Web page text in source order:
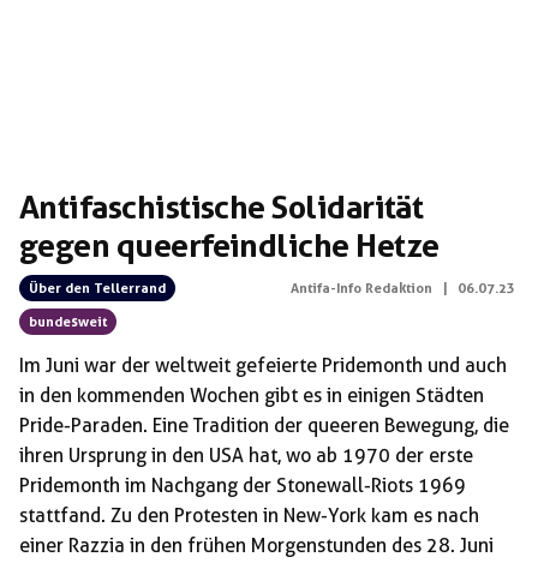
Antifaschistische Solidarität
gegen queerfeindliche Hetze
Über den Tellerrand
bundesweit
Antifa-Info Redaktion 06.07.23
Im Juni war der weltweit gefeierte Pridemonth und auch
in den kommenden Wochen gibt es in einigen Städten
Pride-Paraden. Eine Tradition der queeren Bewegung, die
ihren Ursprung in den USA hat, wo ab 1970 der erste
Pridemonth im Nachgang der Stonewall-Riots 1969
stattfand. Zu den Protesten in New-York kam es nach
einer Razzia in den frühen Morgenstunden des 28. Juni